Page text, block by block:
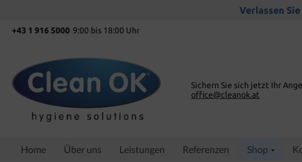
Verlassen
+43 1 916 5000 9:00 bis 18:00 Uhr
Sichern Sie sich jetzt Ihr
office@cleanok.at
Home Über uns Leistungen Referenzen Shop